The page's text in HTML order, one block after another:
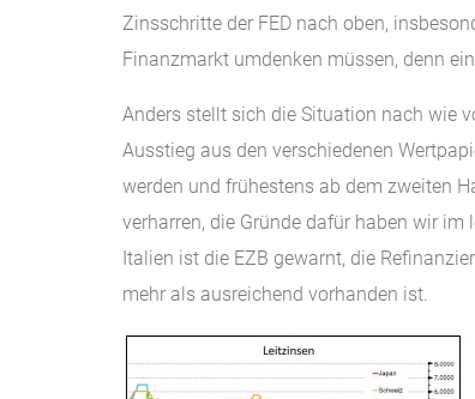
Zinsschritte der FED nach oben,
Finanzmarkt umdenken müssen, denn
Anders stellt sich die Situation nach wie
Ausstieg aus den verschiedenen
werden und frühestens ab dem zweiten
verharren, die Gründe dafür haben wir
Italien ist die EZB gewarnt, die
mehr als ausreichend vorhanden ist.